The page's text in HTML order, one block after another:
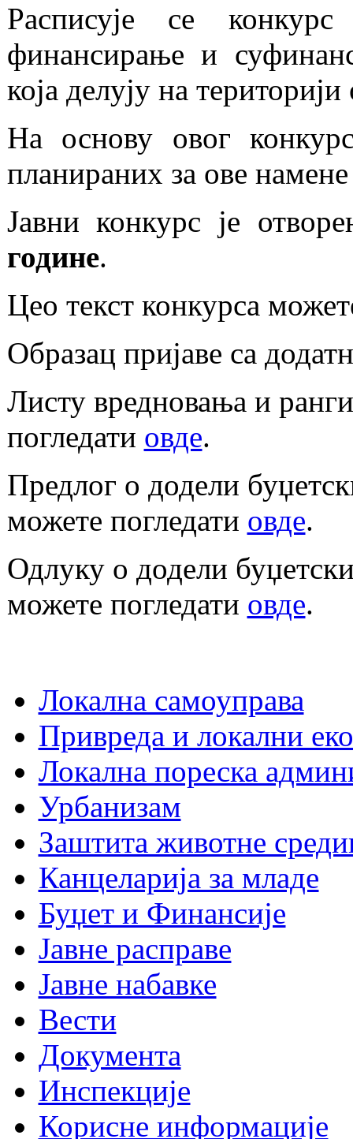
Расписује се
финансирање и
која делују на
На основу овог
планираних за ове
Јавни конкурс је
године.
Цео текст конкурса
Образац пријаве са
Листу вредновања и
погледати овде.
Предлог о додели
можете погледати овде.
Одлуку о додели
можете погледати овде.
Локална самоуправа
Привреда и локални
Локална пореска
Урбанизам
Заштита животне
Канцеларија за младе
Буџет и Финансије
Јавне расправе
Јавне набавке
Вести
Документа
Инспекције
Корисне информације